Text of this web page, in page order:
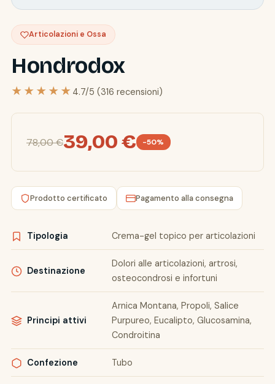
Articolazioni e Ossa
Hondrodox
★★★★★ 4.7/5 (316 recensioni)
78,00 €39,00 € -50%
Prodotto certificato Pagamento alla consegna
Tipologia Crema-gel topico per articolazioni
Destinazione
Dolori alle articolazioni, artrosi,
osteocondrosi e infortuni
Principi attivi
Arnica Montana, Propoli, Salice
Purpureo, Eucalipto, Glucosamina,
Condroitina
Confezione Tubo